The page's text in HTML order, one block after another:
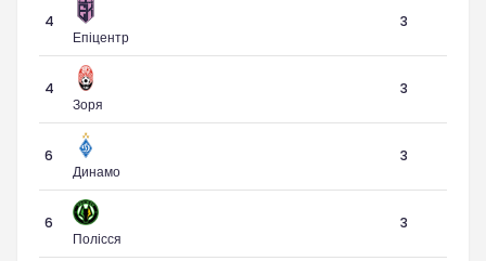
4
Епіцентр
3
4
Зоря
3
6
Динамо
3
6
Полісся
3